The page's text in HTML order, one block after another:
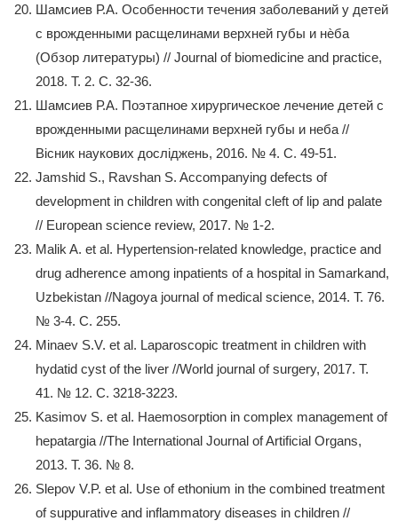
Шамсиев Р.А. Особенности течения заболеваний у детей
с врожденными расщелинами верхней губы и нѐба
(Обзор литературы) // Journal of biomedicine and practice,
2018. Т. 2. С. 32-36.
Шамсиев Р.А. Поэтапное хирургическое лечение детей с
врожденными расщелинами верхней губы и неба //
Вісник наукових досліджень, 2016. № 4. С. 49-51.
Jamshid S., Ravshan S. Accompanying defects of
development in children with congenital cleft of lip and palate
// European science review, 2017. № 1-2.
Malik A. et al. Hypertension-related knowledge, practice and
drug adherence among inpatients of a hospital in Samarkand,
Uzbekistan //Nagoya journal of medical science, 2014. Т. 76.
№ 3-4. С. 255.
Minaev S.V. et al. Laparoscopic treatment in children with
hydatid cyst of the liver //World journal of surgery, 2017. Т.
41. № 12. С. 3218-3223.
Kasimov S. et al. Haemosorption in complex management of
hepatargia //The International Journal of Artificial Organs,
2013. Т. 36. № 8.
Slepov V.P. et al. Use of ethonium in the combined treatment
of suppurative and inflammatory diseases in children //